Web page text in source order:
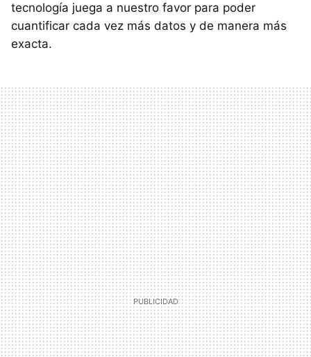
tecnología juega a nuestro favor para poder
cuantificar cada vez más datos y de manera más
exacta.